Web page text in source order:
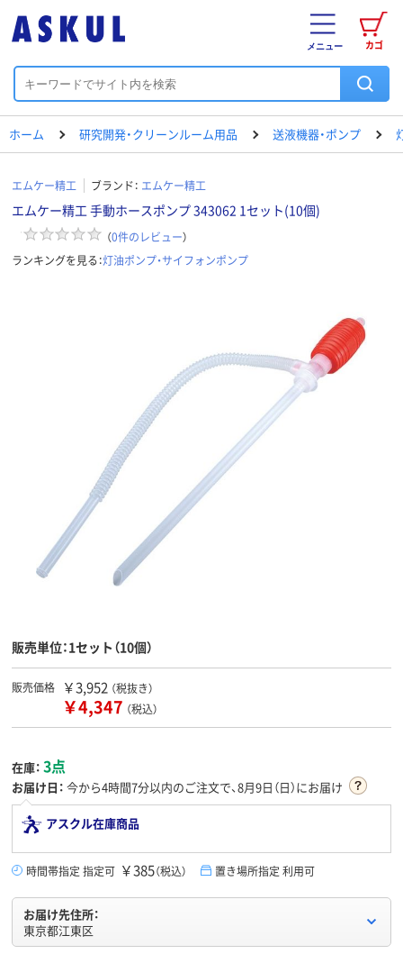
カゴ
メニュー
ホーム 研究開発・クリーンルーム用品 送液機器・ポンプ
エムケー精工 ブランド： エムケー精工
エムケー精工 手動ホースポンプ 343062 1セット(10個)
（0件のレビュー）
ランキングを見る：灯油ポンプ・サイフォンポンプ
販売単位：1セット（10個）
販売価格 ￥3,952 （税抜き）
￥4,347 （税込）
在庫： 3点
お届け日： 今から4時間7分以内のご注文で、8月9日（日）にお届け
アスクル在庫商品
時間帯指定 指定可 ￥385（税込） 置き場所指定 利用可
お届け先住所：
東京都江東区